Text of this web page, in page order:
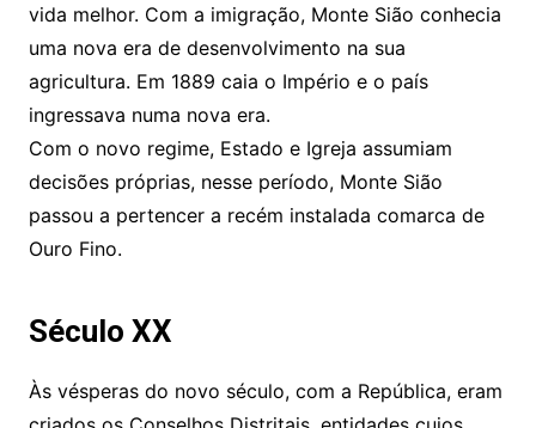
vida melhor. Com a imigração, Monte Sião conhecia
uma nova era de desenvolvimento na sua
agricultura. Em 1889 caia o Império e o país
ingressava numa nova era.
Com o novo regime, Estado e Igreja assumiam
decisões próprias, nesse período, Monte Sião
passou a pertencer a recém instalada comarca de
Ouro Fino.
Século XX
Às vésperas do novo século, com a República, eram